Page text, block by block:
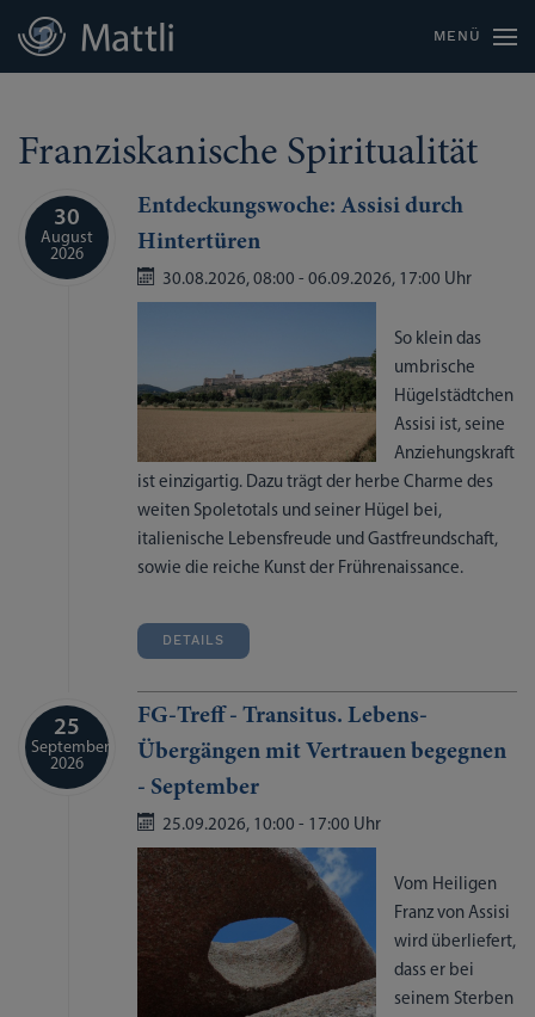
MENÜ
Franziskanische Spiritualität
30
August
2026
Entdeckungswoche: Assisi durch
Hintertüren
30.08.2026, 08:00 - 06.09.2026, 17:00 Uhr
So klein das
umbrische
Hügelstädtchen
Assisi ist, seine
Anziehungskraft
ist einzigartig. Dazu trägt der herbe Charme des
weiten Spoletotals und seiner Hügel bei,
italienische Lebensfreude und Gastfreundschaft,
sowie die reiche Kunst der Frührenaissance.
DETAILS
25
September
2026
FG-Treff - Transitus. Lebens-
Übergängen mit Vertrauen begegnen
- September
25.09.2026, 10:00 - 17:00 Uhr
Vom Heiligen
Franz von Assisi
wird überliefert,
dass er bei
seinem Sterben